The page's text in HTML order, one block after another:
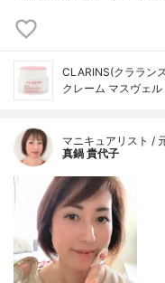
CLARINS(クララン
クレーム マスヴェル
マニキュアリスト /
真鍋 貴代子